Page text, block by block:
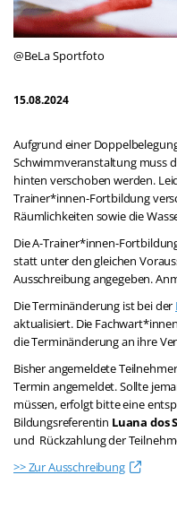
@BeLa Sportfoto
15.08.2024
Aufgrund einer
Schwimmveranstaltung muss
hinten verschoben werden.
Trainer*innen-Fortbildung
Räumlichkeiten sowie die
Die A-Trainer*innen-
statt unter den gleichen
Ausschreibung angegeben.
Die Terminänderung ist bei der
aktualisiert. Die
die Terminänderung an ihre
Bisher angemeldete
Termin angemeldet. Sollte
müssen, erfolgt bitte eine
Bildungsreferentin Luana dos
und Rückzahlung der
>> Zur Ausschreibung